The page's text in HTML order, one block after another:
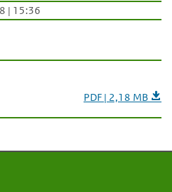
| 15:36
PDF | 2,18 MB